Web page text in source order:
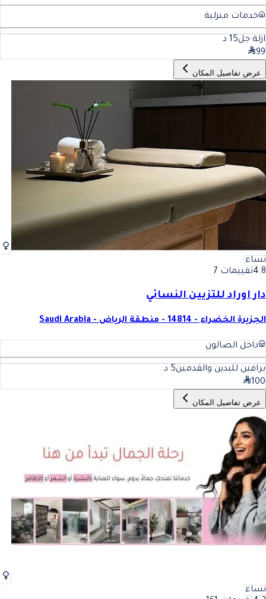
خدمات منزلية
ازلة جل15 د
99
عرض تفاصيل المكان
نساء
4.8تقييمات 7
دار اوراد للتزيين النسائي
الجزيرة الخضراء - 14814 - منطقة الرياض - Saudi Arabia
داخل الصالون
برافين لليدين والقدمين5 د
100
عرض تفاصيل المكان
نساء